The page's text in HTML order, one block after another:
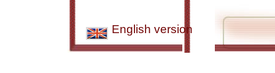
English version